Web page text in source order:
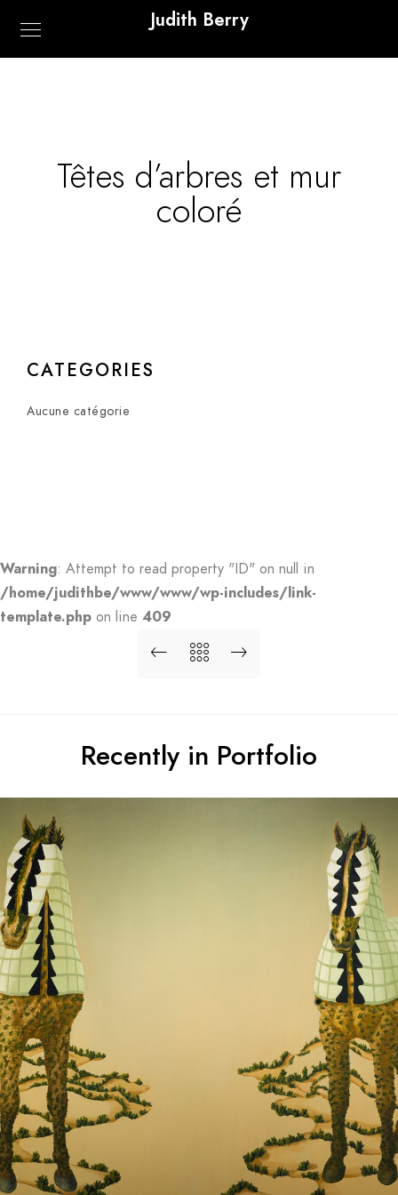
Judith Berry
Têtes d’arbres et mur
coloré
CATEGORIES
Aucune catégorie
Warning: Attempt to read property "ID" on null in
/home/judithbe/www/www/wp-includes/link-
template.php on line 409
Recently in Portfolio